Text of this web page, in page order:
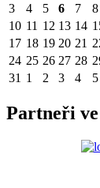
3
4 5 6 7 8
10 11 12 13 14
17 18 19 20 21
24 25 26 27 28
31 1 2 3 4 5
Partneři